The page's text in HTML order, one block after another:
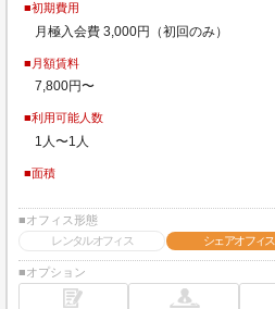
■初期費用
月極入会費 3,000円（初回のみ）
■月額賃料
7,800円〜
■利用可能人数
1人〜1人
■面積
■オフィス形態
レンタルオフィス
シェアオフィス
■オプション